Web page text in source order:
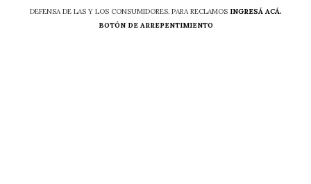
DEFENSA DE LAS Y LOS CONSUMIDORES. PARA RECLAMOS INGRESÁ ACÁ.
BOTÓN DE ARREPENTIMIENTO